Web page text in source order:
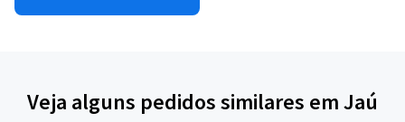
Veja alguns pedidos similares em Jaú